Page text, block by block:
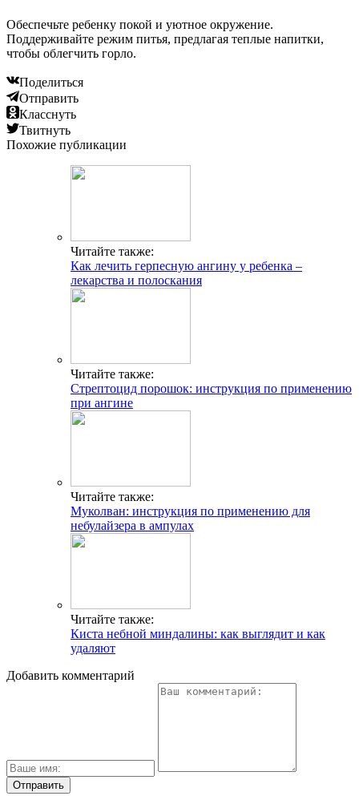
Обеспечьте ребенку покой и уютное окружение.
Поддерживайте режим питья, предлагая теплые напитки,
чтобы облегчить горло.
Поделиться
Отправить
Класснуть
Твитнуть
Похожие публикации
Читайте также:
Как лечить герпесную ангину у ребенка –
лекарства и полоскания
Читайте также:
Стрептоцид порошок: инструкция по применению
при ангине
Читайте также:
Муколван: инструкция по применению для
небулайзера в ампулах
Читайте также:
Киста небной миндалины: как выглядит и как
удаляют
Добавить комментарий